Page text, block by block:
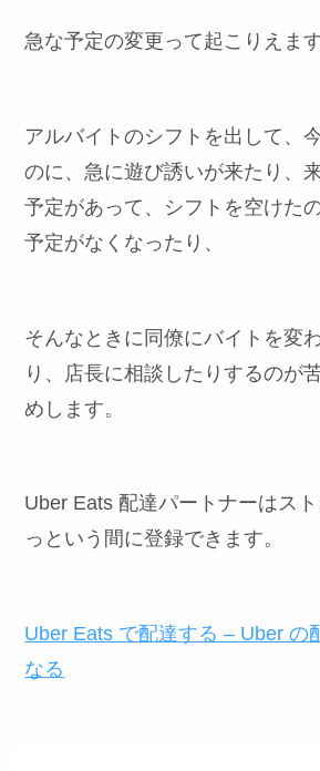
急な予定の変更って起こりえます
アルバイトのシフトを出して、
のに、急に遊び誘いが来たり、
予定があって、シフトを空けた
予定がなくなったり、
そんなときに同僚にバイトを変
り、店長に相談したりするのが
めします。
Uber Eats 配達パートナーはス
っという間に登録できます。
Uber Eats で配達する – Uber の
なる